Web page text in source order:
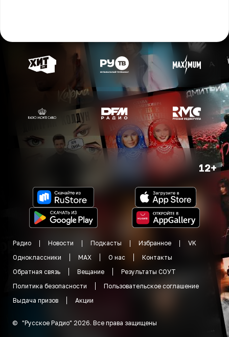
12+
Радио Новости Подкасты Избранное
VK
Одноклассники
MAX О нас
Контакты
Обратная связь
Вещание
Результаты СОУТ
Политика безопасности
Пользовательское соглашение
Выдача призов
Акции
© "Русское Радио" 2026. Все права защищены